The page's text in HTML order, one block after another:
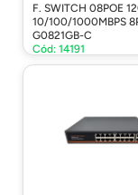
F. SWITCH 08POE
10/100/1000MBPS
G0821GB-C
Cód: 14191